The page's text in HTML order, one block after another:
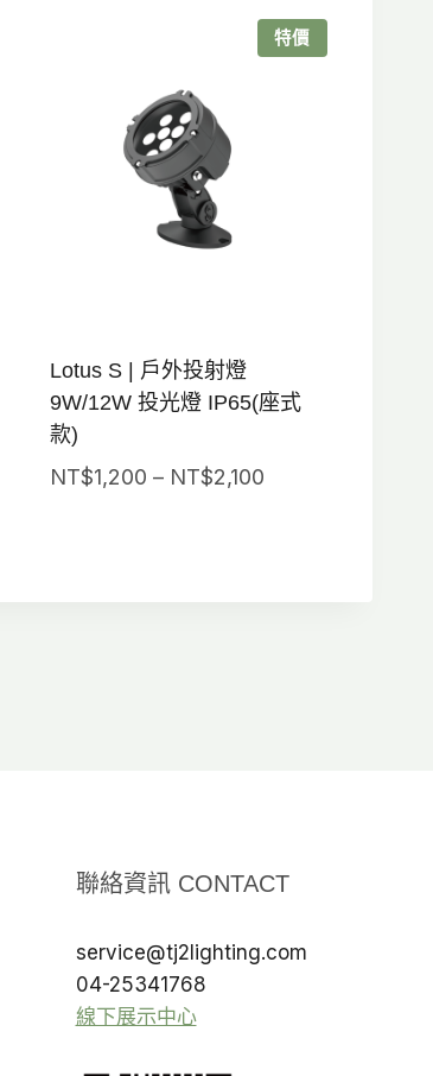
特價
Lotus S | 戶外投射燈
9W/12W 投光燈 IP65(座式
款)
NT$1,200 – NT$2,100
聯絡資訊 CONTACT
service@tj2lighting.com
04-25341768
線下展示中心